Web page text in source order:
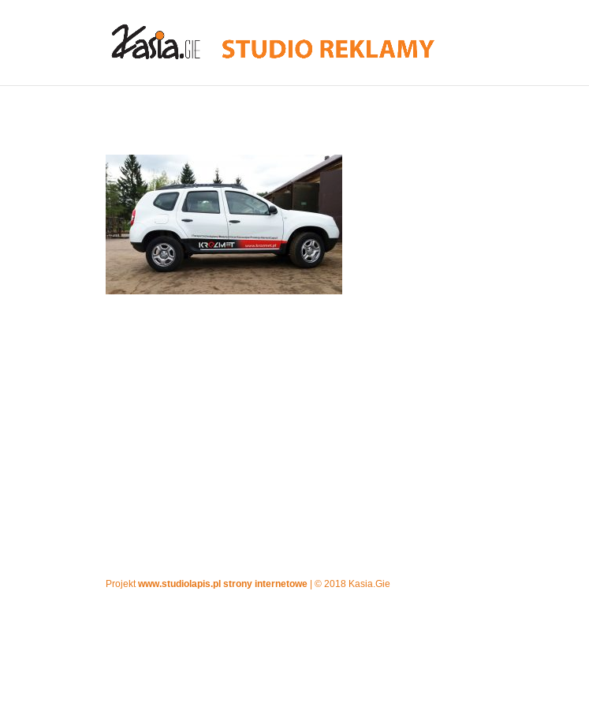
Projektwww.studiolapis.pl strony internetowe | © 2018 Kasia.Gie